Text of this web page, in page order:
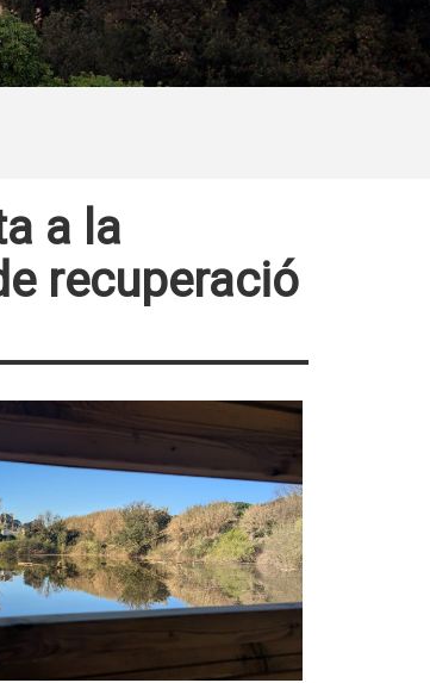
a la
recuperació